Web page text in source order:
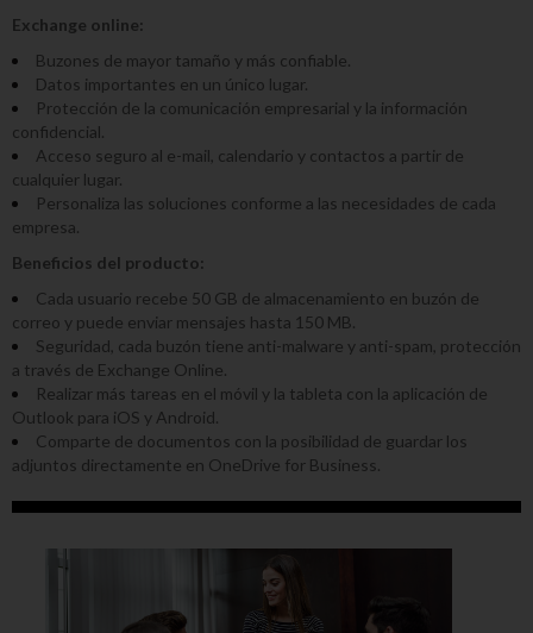
Exchange online:
Buzones de mayor tamaño y más confiable.
Datos importantes en un único lugar.
Protección de la comunicación empresarial y la información
confidencial.
Acceso seguro al e-mail, calendario y contactos a partir de
cualquier lugar.
Personaliza las soluciones conforme a las necesidades de cada
empresa.
Beneficios del producto:
Cada usuario recebe 50 GB de almacenamiento en buzón de
correo y puede enviar mensajes hasta 150 MB.
Seguridad, cada buzón tiene anti-malware y anti-spam, protección
a través de Exchange Online.
Realizar más tareas en el móvil y la tableta con la aplicación de
Outlook para iOS y Android.
Comparte de documentos con la posibilidad de guardar los
adjuntos directamente en OneDrive for Business.